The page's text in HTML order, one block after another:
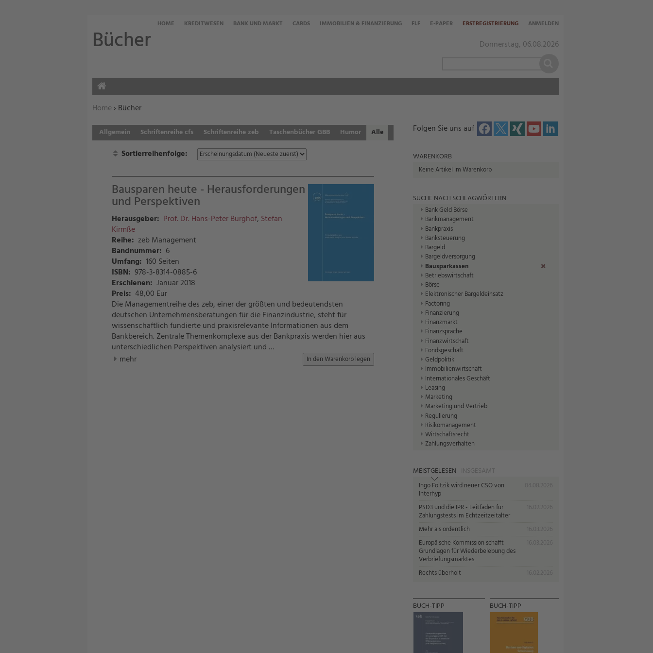
Donnerstag, 06.08.2026
Bücher
HOME KREDITWESEN BANK UND MARKT CARDS IMMOBILIEN & FINANZIERUNG FLF E-PAPER ERSTREGISTRIERUNG ANMELDEN
Sie befinden sich hier:
Home › Bücher
Allgemein Schriftenreihe cfs Schriftenreihe zeb Taschenbücher GBB Humor Alle
Sortierreihenfolge:
Bausparen heute - Herausforderungen
und Perspektiven
Herausgeber: Prof. Dr. Hans-Peter Burghof, Stefan
Kirmße
Reihe: zeb Management
Bandnummer: 6
Umfang: 160 Seiten
ISBN: 978-3-8314-0885-6
Erschienen: Januar 2018
Preis: 48,00 Eur
Die Managementreihe des zeb, einer der größten und bedeutendsten
deutschen Unternehmensberatungen für die Finanzindustrie, steht für
wissenschaftlich fundierte und praxisrelevante Informationen aus dem
Bankbereich. Zentrale Themenkomplexe aus der Bankpraxis werden hier aus
unterschiedlichen Perspektiven analysiert und …
mehr
Folgen Sie uns auf
WARENKORB
Keine Artikel im Warenkorb
SUCHE NACH SCHLAGWÖRTERN
Bank Geld Börse
Bankmanagement
Bankpraxis
Banksteuerung
Bargeld
Bargeldversorgung
Bausparkassen
Betriebswirtschaft
Börse
Elektronischer Bargeldeinsatz
Factoring
Finanzierung
Finanzmarkt
Finanzsprache
Finanzwirtschaft
Fondsgeschäft
Geldpolitik
Immobilienwirtschaft
Internationales Geschäft
Leasing
Marketing
Marketing und Vertrieb
Regulierung
Risikomanagement
Wirtschaftsrecht
Zahlungsverhalten
MEISTGELESEN INSGESAMT
Ingo Foitzik wird neuer CSO von
Interhyp
PSD3 und die IPR - Leitfaden für
Zahlungstests im Echtzeitzeitalter
Mehr als ordentlich
Europäische Kommission schafft
Grundlagen für Wiederbelebung des
Verbriefungsmarktes
Rechts überholt
BUCH-TIPP BUCH-TIPP
HOME